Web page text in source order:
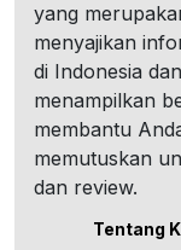
yang
menyajikan
di Indonesia
menampilkan
membantu
memutuskan
dan review.
Tentang